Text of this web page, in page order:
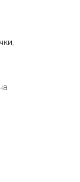
,